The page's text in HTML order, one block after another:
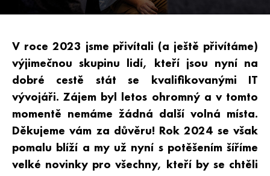
V roce 2023 jsme přivítali (a ještě přivítáme)
výjimečnou skupinu lidí, kteří jsou nyní na
dobré cestě stát se kvalifikovanými IT
vývojáři. Zájem byl letos ohromný a v tomto
momentě nemáme žádná další volná místa.
Děkujeme vám za důvěru! Rok 2024 se však
pomalu blíží a my už nyní s potěšením šíříme
velké novinky pro všechny, kteří by se chtěli